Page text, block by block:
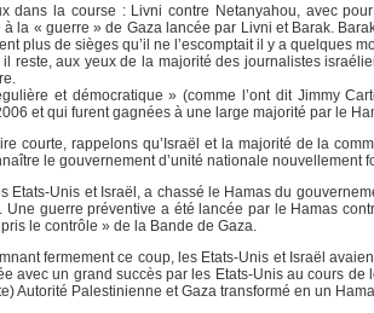
dans la course : Livni contre Netanyahou, avec
la « guerre » de Gaza lancée par Livni et Barak.
plus de sièges qu’il ne l’escomptait il y a quelques
reste, aux yeux de la majorité des journalistes
et démocratique » (comme l’ont dit Jimmy
et qui furent gagnées à une large majorité par le
courte, rappelons qu’Israël et la majorité de la
le gouvernement d’unité nationale nouvellement
Etats-Unis et Israël, a chassé le Hamas du
guerre préventive a été lancée par le Hamas
le contrôle » de la Bande de Gaza.
fermement ce coup, les Etats-Unis et Israël
avec un grand succès par les Etats-Unis au cours
Autorité Palestinienne et Gaza transformé en un